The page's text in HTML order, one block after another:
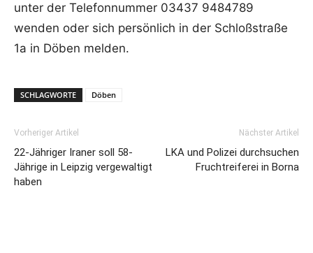
unter der Telefonnummer 03437 9484789
wenden oder sich persönlich in der Schloßstraße
1a in Döben melden.
SCHLAGWORTE Döben
Vorheriger Artikel
22-Jähriger Iraner soll 58-
Jährige in Leipzig vergewaltigt
haben
Nächster Artikel
LKA und Polizei durchsuchen
Fruchtreiferei in Borna